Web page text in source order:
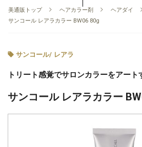
美通販トップ ヘアカラー剤
ヘアダイ
サンコール レアラカラー BW06 80g
サンコール/ レアラ
トリート感覚でサロンカラーをアート
サンコール レアラカラー